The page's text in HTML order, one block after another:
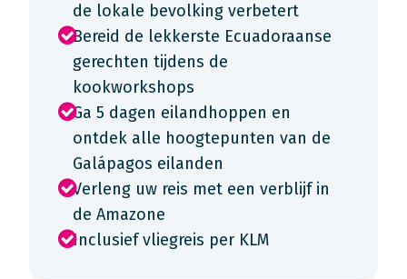
de lokale bevolking verbetert
Bereid de lekkerste Ecuadoraanse
gerechten tijdens de
kookworkshops
Ga 5 dagen eilandhoppen en
ontdek alle hoogtepunten van de
Galápagos eilanden
Verleng uw reis met een verblijf in
de Amazone
Inclusief vliegreis per KLM